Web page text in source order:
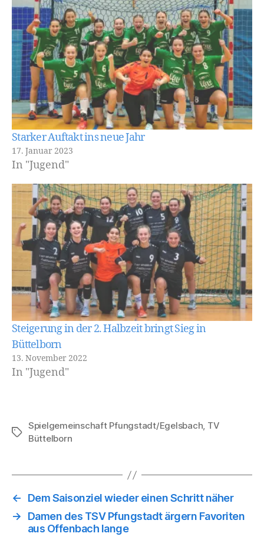
Starker Auftakt ins neue Jahr
17. Januar 2023
In "Jugend"
Steigerung in der 2. Halbzeit bringt Sieg in
Büttelborn
13. November 2022
In "Jugend"
Schlagwörter
Spielgemeinschaft Pfungstadt/Egelsbach, TV
Büttelborn
←
Dem Saisonziel wieder einen Schritt näher
→
Damen des TSV Pfungstadt ärgern Favoriten
aus Offenbach lange